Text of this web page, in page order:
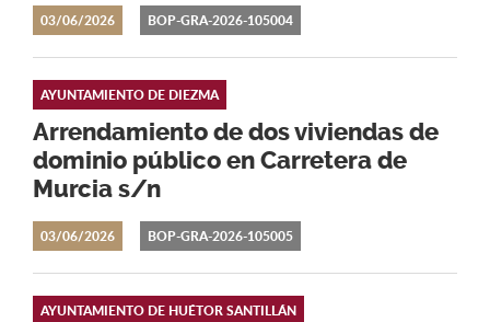
03/06/2026 BOP-GRA-2026-105004
03/06/2026
Arrendamiento de dos viviendas de
dominio público en Carretera de
Murcia s/n
AYUNTAMIENTO DE DIEZMA
BOP-GRA-2026-105005
AYUNTAMIENTO DE HUÉTOR SANTILLÁN